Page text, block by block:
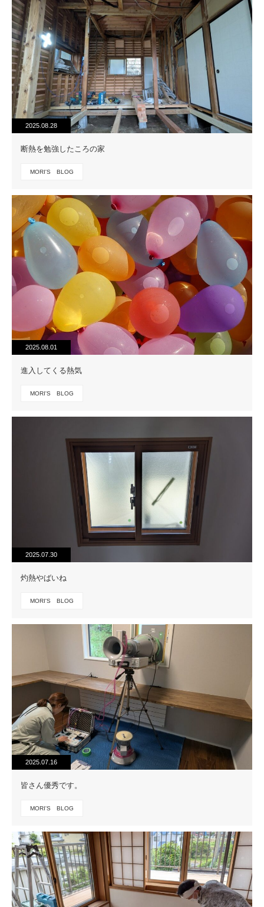
2025.08.28
断熱を勉強したころの家
MORI'S BLOG
2025.08.01
進入してくる熱気
MORI'S BLOG
2025.07.30
灼熱やばいね
MORI'S BLOG
2025.07.16
皆さん優秀です。
MORI'S BLOG